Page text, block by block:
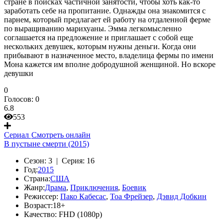
стране в поисках частичной занятости, чтобы хоть как-то
заработать себе на пропитание. Однажды она знакомится с
парнем, который предлагает ей работу на отдаленной ферме
по выращиванию марихуаны. Эмма легкомысленно
соглашается на предложение и приглашает с собой еще
нескольких девушек, которым нужны деньги. Когда они
прибывают в назначенное место, владелица фермы по имени
Мона кажется им вполне добродушной женщиной. Но вскоре
девушки
0
Голосов: 0
6.8
553
Сериал Смотреть онлайн
В пустыне смерти (2015)
Сезон: 3 | Серия: 16
Год:2015
Страна:США
Жанр:Драма, Приключения, Боевик
Режиссер: Пако Кабесас, Тоа Фрейзер, Дэвид Добкин
Возраст:18+
Качество: FHD (1080p)